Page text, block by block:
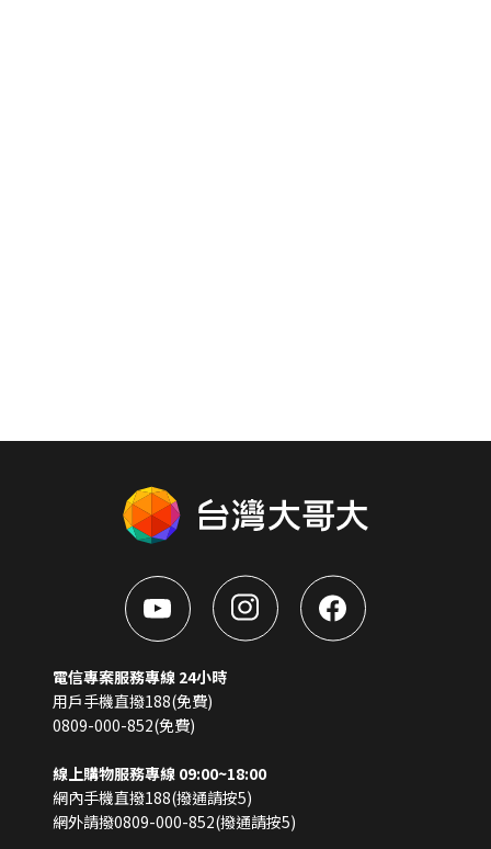
電信專案服務專線 24小時
用戶手機直撥188(免費)
0809-000-852(免費)
線上購物服務專線 09:00~18:00
網內手機直撥188(撥通請按5)
網外請撥0809-000-852(撥通請按5)